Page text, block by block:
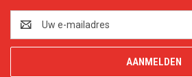
mailadres